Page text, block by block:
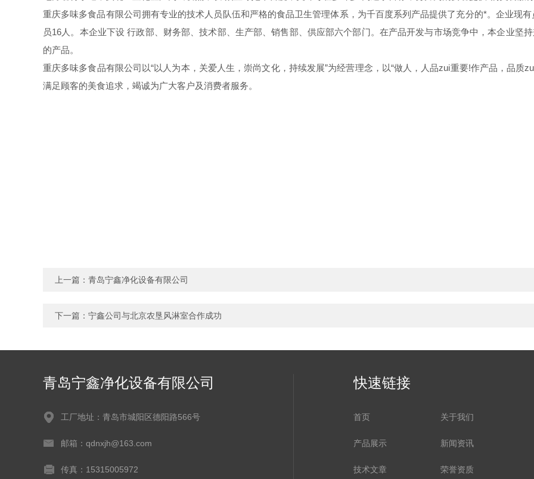
重庆多味多食品有限公司拥有专业的技术人员队伍和严格的食品卫生管理体系，为千百度系列产品提供了充分的*。企业现
员16人。本企业下设 行政部、财务部、技术部、生产部、销售部、供应部六个部门。在产品开发与市场竞争中，本企业坚
的产品。
重庆多味多食品有限公司以“以人为本，关爱人生，崇尚文化，持续发展”为经营理念，以“做人，人品zui重要!作产品，品质
满足顾客的美食追求，竭诚为广大客户及消费者服务。
上一篇： 青岛宁鑫净化设备有限公司
下一篇： 宁鑫公司与北京农垦风淋室合作成功
青岛宁鑫净化设备有限公司
工厂地址：青岛市城阳区德阳路566号
邮箱：qdnxjh@163.com
传真：15315005972
快速链接
首页 关于我们
产品展示 新闻资讯
技术文章 荣誉资质